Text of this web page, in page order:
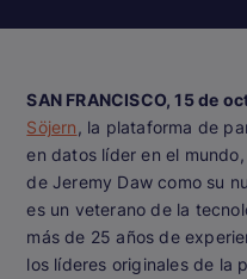
SAN FRANCISCO, 15 de
Söjern , la plataforma de
en datos líder en el
de Jeremy Daw como su
es un veterano de la
más de 25 años de
los líderes originales de la